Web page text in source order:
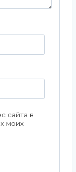
сайта в
моих